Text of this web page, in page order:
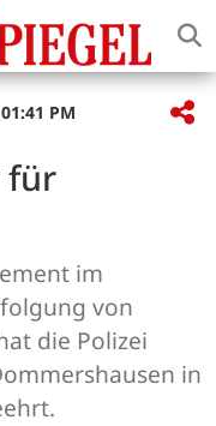
PM
für
im
von
die Polizei
in